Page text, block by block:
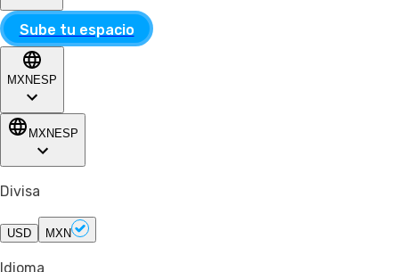
Sube tu espacio
MXN ESP
MXN ESP
Divisa
USD MXN
Idioma